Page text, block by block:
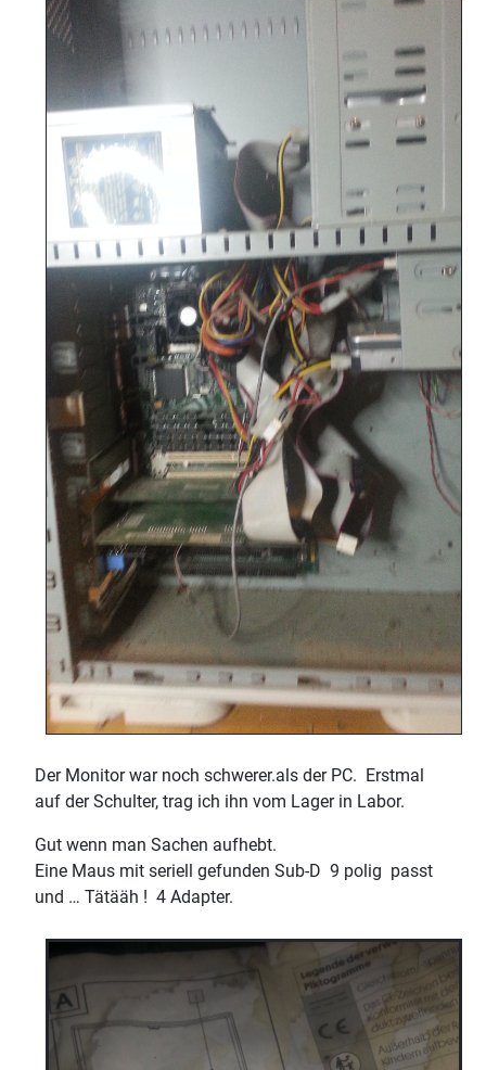
Der Monitor war noch schwerer.als der PC. Erstmal
auf der Schulter, trag ich ihn vom Lager in Labor.
Gut wenn man Sachen aufhebt.
Eine Maus mit seriell gefunden Sub-D 9 polig passt
und … Tätääh ! 4 Adapter.